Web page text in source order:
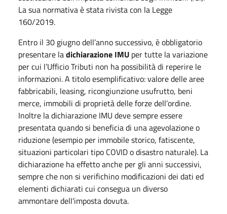
La sua normativa è stata rivista con la Legge
160/2019.
Entro il 30 giugno dell’anno successivo, è obbligatorio
presentare ladichiarazione IMU per tutte la variazione
per cui l’Ufficio Tributi non ha possibilità di reperire le
informazioni. A titolo esemplificativo: valore delle aree
fabbricabili, leasing, ricongiunzione usufrutto, beni
merce, immobili di proprietà delle forze dell’ordine.
Inoltre la dichiarazione IMU deve sempre essere
presentata quando si beneficia di una agevolazione o
riduzione (esempio per immobile storico, fatiscente,
situazioni particolari tipo COVID o disastro naturale). La
dichiarazione ha effetto anche per gli anni successivi,
sempre che non si verifichino modificazioni dei dati ed
elementi dichiarati cui consegua un diverso
ammontare dell'imposta dovuta.